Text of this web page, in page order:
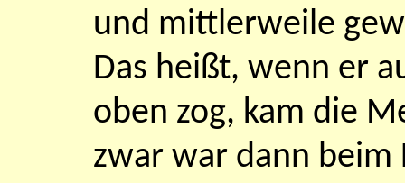
und mittlerweile
Das heißt, wenn er
oben zog, kam die
zwar war dann